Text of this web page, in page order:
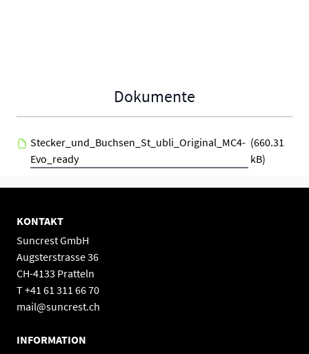
Dokumente
Stecker_und_Buchsen_St_ubli_Original_MC4-
Evo_ready
(660.31
kB)
KONTAKT
Suncrest GmbH
Augsterstrasse 36
CH-4133 Pratteln
T +41 61 311 66 70
mail@suncrest.ch
INFORMATION